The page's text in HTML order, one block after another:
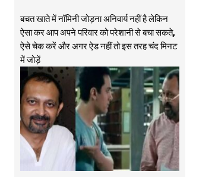
बचत खाते में नॉमिनी जोड़ना अनिवार्य नहीं है लेकिन
ऐसा कर आप अपने परिवार को परेशानी से बचा सकते,
ऐसे चेक करें और अगर ऐड नहीं तो इस तरह चंद मिनट
में जोड़ें